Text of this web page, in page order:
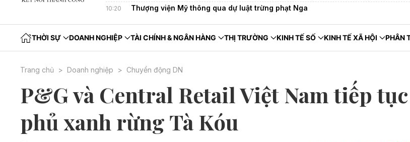
10:20 Thượng viện Mỹ thông qua dự luật trừng phạt Nga
THỜI SỰ DOANH NGHIỆP TÀI CHÍNH & NGÂN HÀNG THỊ TRƯỜNG KINH TẾ SỐ KINH TẾ XÃ HỘI PHÂN
Trang chủ Doanh nghiệp Chuyển động DN
P&G và Central Retail Việt Nam tiếp tục
phủ xanh rừng Tà Kóu